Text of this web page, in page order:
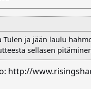
Tulen ja jään laulu
sellasen
http://